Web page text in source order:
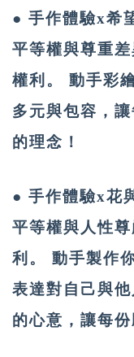
● 手作體驗x希
平等權與尊重
權利。 動手彩
多元與包容，
的理念！
● 手作體驗x花
平等權與人性
利。 動手製作
表達對自己與
的心意，讓每